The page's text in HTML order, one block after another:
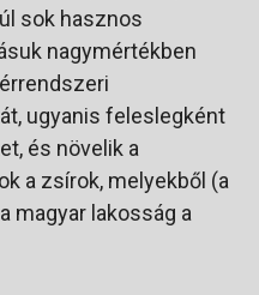
sok hasznos
nagymértékben
ugyanis feleslegként
és növelik a
a zsírok, melyekből (a
magyar lakosság a